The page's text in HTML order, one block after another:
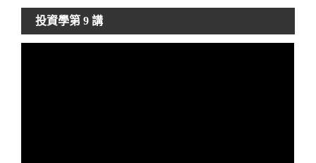
投資學第 9 講